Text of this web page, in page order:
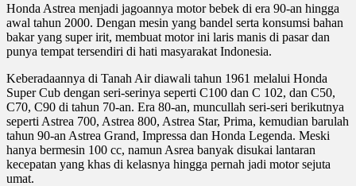
Honda Astrea menjadi jagoannya motor bebek di era 90-an hingga
awal tahun 2000. Dengan mesin yang bandel serta konsumsi bahan
bakar yang super irit, membuat motor ini laris manis di pasar dan
punya tempat tersendiri di hati masyarakat Indonesia.
Keberadaannya di Tanah Air diawali tahun 1961 melalui Honda
Super Cub dengan seri-serinya seperti C100 dan C 102, dan C50,
C70, C90 di tahun 70-an. Era 80-an, muncullah seri-seri berikutnya
seperti Astrea 700, Astrea 800, Astrea Star, Prima, kemudian barulah
tahun 90-an Astrea Grand, Impressa dan Honda Legenda. Meski
hanya bermesin 100 cc, namun Asrea banyak disukai lantaran
kecepatan yang khas di kelasnya hingga pernah jadi motor sejuta
umat.